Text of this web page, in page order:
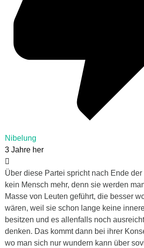
Nibelung
3 Jahre her
Über diese Partei spricht nach Ende
kein Mensch mehr, denn sie werden
Masse von Leuten geführt, die besser
wären, weil sie schon lange keine
besitzen und es allenfalls noch
denken. Das kommt dann bei ihrer
wo man sich nur wundern kann über